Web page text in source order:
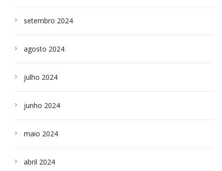
setembro 2024
agosto 2024
julho 2024
junho 2024
maio 2024
abril 2024